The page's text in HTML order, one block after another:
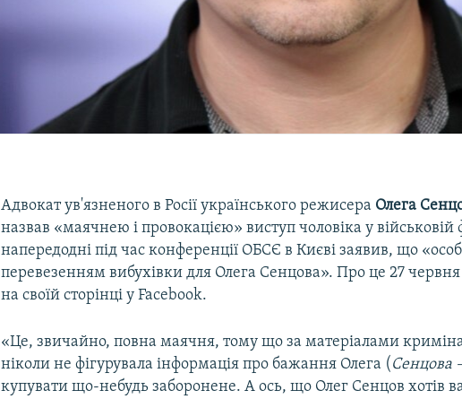
Адвокат ув'язненого в Росії українського режисера Олега
назвав «маячнею і провокацією» виступ чоловіка у
напередодні під час конференції ОБСЄ в Києві заявив, що
перевезенням вибухівки для Олега Сенцова». Про це 27
на своїй сторінці у Facebook.
«Це, звичайно, повна маячня, тому що за матеріалами
ніколи не фігурувала інформація про бажання Олега ( Сенцова
купувати що-небудь заборонене. А ось, що Олег Сенцов хотів